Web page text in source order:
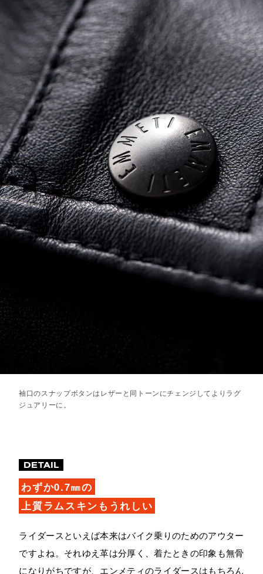
袖口のスナップボタンはレザーと同トーンにチェンジしてよりラグ
ジュアリーに。
DETAIL
わずか0.7㎜の
上質ラムスキンもうれしい
ライダースといえば本来はバイク乗りのためのアウター
ですよね。それゆえ革は分厚く、着たときの印象も無骨
になりがちですが、エンメティのライダースはもちろん